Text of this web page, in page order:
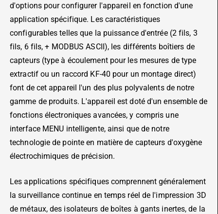
d'options pour configurer l'appareil en fonction d'une
application spécifique. Les caractéristiques
configurables telles que la puissance d'entrée (2 fils, 3
fils, 6 fils, + MODBUS ASCII), les différents boîtiers de
capteurs (type à écoulement pour les mesures de type
extractif ou un raccord KF-40 pour un montage direct)
font de cet appareil l'un des plus polyvalents de notre
gamme de produits. L'appareil est doté d'un ensemble de
fonctions électroniques avancées, y compris une
interface MENU intelligente, ainsi que de notre
technologie de pointe en matière de capteurs d'oxygène
électrochimiques de précision.
Les applications spécifiques comprennent généralement
la surveillance continue en temps réel de l'impression 3D
de métaux, des isolateurs de boîtes à gants inertes, de la